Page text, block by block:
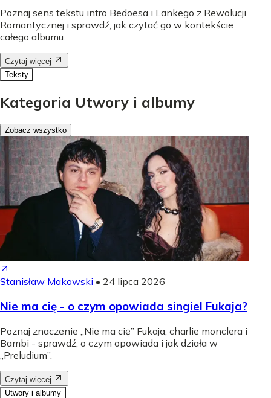
Poznaj sens tekstu intro Bedoesa i Lankego z Rewolucji
Romantycznej i sprawdź, jak czytać go w kontekście
całego albumu.
Czytaj więcej
Teksty
Kategoria Utwory i albumy
Zobacz wszystko
Stanisław Makowski • 24 lipca 2026
Nie ma cię - o czym opowiada singiel Fukaja?
Poznaj znaczenie „Nie ma cię” Fukaja, charlie monclera i
Bambi - sprawdź, o czym opowiada i jak działa w
„Preludium”.
Czytaj więcej
Utwory i albumy